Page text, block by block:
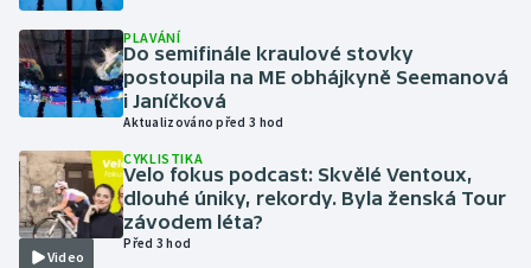
Gymnastika
Házená
Judo
Krasobruslení
PLAVÁNÍ
Do semifinále kraulové stovky
postoupila na ME obhájkyně Seemanová
i Janíčková
Aktualizováno před 3 hod
Video
CYKLISTIKA
Velo fokus podcast: Skvělé Ventoux,
dlouhé úniky, rekordy. Byla ženská Tour
závodem léta?
Před 3 hod